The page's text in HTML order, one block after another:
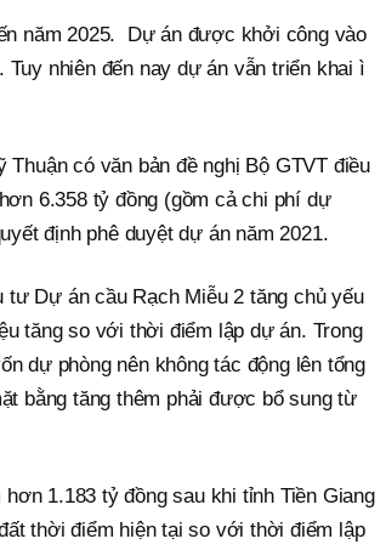
năm 2025. Dự án được khởi công vào
nhiên đến nay dự án vẫn triển khai ì
có văn bản đề nghị Bộ GTVT điều
6.358 tỷ đồng (gồm cả chi phí dự
định phê duyệt dự án năm 2021.
Dự án cầu Rạch Miễu 2 tăng chủ yếu
tăng so với thời điểm lập dự án. Trong
dự phòng nên không tác động lên tổng
bằng tăng thêm phải được bổ sung từ
1.183 tỷ đồng sau khi tỉnh Tiền Giang
thời điểm hiện tại so với thời điểm lập